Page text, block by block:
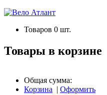
Товаров 0 шт.
Товары в корзине
Общая сумма:
Корзина | Оформить